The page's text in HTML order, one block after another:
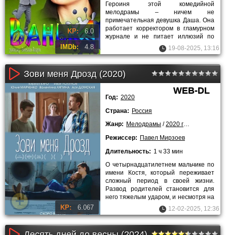
KP: 6.0
IMDb: 4.8
Героиня этой комедийной
мелодрамы – ничем не
примечательная девушка Даша. Она
работает корректором в гламурном
журнале и не питает иллюзий по
поводу личной жизни. Свободное
время она
19-08-2025, 13:16
Зови меня Дрозд (2020)
KP: 6.067
WEB-DL
Год: 2020
Страна: Россия
Жанр: Мелодрамы /2020 года
Режиссер: Павел Мирзоев
Длительность: 1 ч 33 мин
О четырнадцатилетнем мальчике по
имени Костя, который переживает
сложный период в своей жизни.
Развод родителей становится для
него тяжелым ударом, и несмотря на
их старания наладить12-02-2025, 12:36